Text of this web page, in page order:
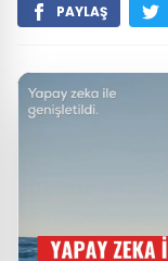
PAYLAŞ